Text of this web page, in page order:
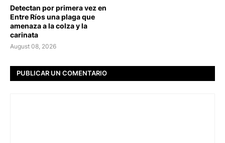
Detectan por primera vez en
Entre Ríos una plaga que
amenaza a la colza y la
carinata
August 08, 2026
PUBLICAR UN COMENTARIO